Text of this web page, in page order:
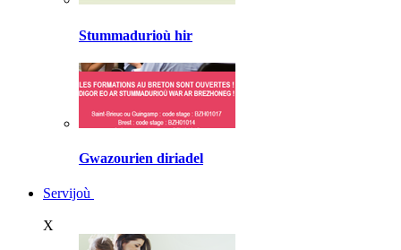
Stummadurioù hir
Gwazourien diriadel
Servijoù
X